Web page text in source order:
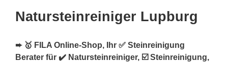
Natursteinreiniger Lupburg
➨ 🥇 FILA Online-Shop, Ihr ✅ Steinreinigung
Berater für ✔️ Natursteinreiniger, ☑️ Steinreinigung,